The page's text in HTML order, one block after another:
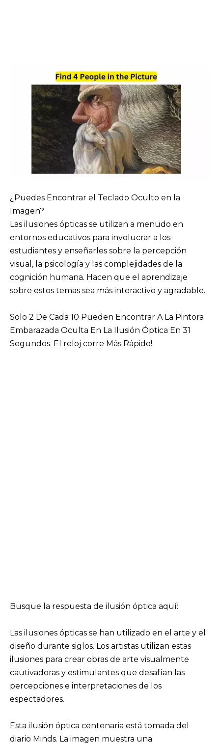
¿Puedes Encontrar el Teclado Oculto en la
Imagen?
Las ilusiones ópticas se utilizan a menudo en
entornos educativos para involucrar a los
estudiantes y enseñarles sobre la percepción
visual, la psicología y las complejidades de la
cognición humana. Hacen que el aprendizaje
sobre estos temas sea más interactivo y agradable.
Solo 2 De Cada 10 Pueden Encontrar A La Pintora
Embarazada Oculta En La Ilusión Óptica En 31
Segundos. El reloj corre Más Rápido!
Busque la respuesta de ilusión óptica aquí:
Las ilusiones ópticas se han utilizado en el arte y el
diseño durante siglos. Los artistas utilizan estas
ilusiones para crear obras de arte visualmente
cautivadoras y estimulantes que desafían las
percepciones e interpretaciones de los
espectadores.
Esta ilusión óptica centenaria está tomada del
diario Minds. La imagen muestra una